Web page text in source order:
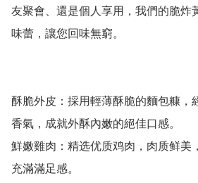
友聚會、還是個人享用，我們的脆炸
味蕾，讓您回味無窮。
酥脆外皮：採用輕薄酥脆的麵包糠，
香氣，成就外酥內嫩的絕佳口感。
鮮嫩雞肉：精选优质鸡肉，肉质鲜美
充滿滿足感。